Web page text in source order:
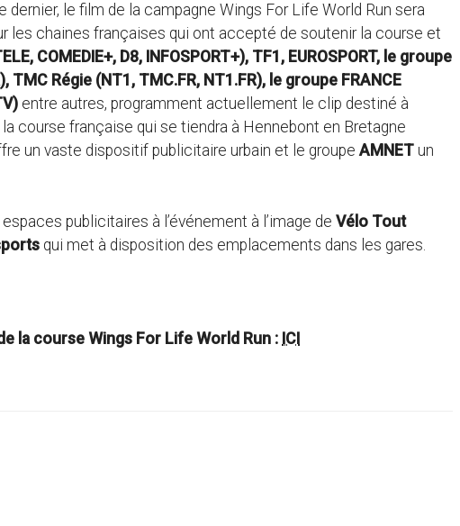
le film de la campagne Wings For Life World Run sera
les chaines françaises qui ont accepté de soutenir la course et
COMEDIE+, D8, INFOSPORT+), TF1, EUROSPORT, le groupe
TMC Régie (NT1, TMC.FR, NT1.FR), le groupe FRANCE
entre autres, programment actuellement le clip destiné à
course française qui se tiendra à Hennebont en Bretagne
un vaste dispositif publicitaire urbain et le groupeAMNET un
publicitaires à l’événement à l’image de Vélo Tout
qui met à disposition des emplacements dans les gares.
la course Wings For Life World Run : ICI